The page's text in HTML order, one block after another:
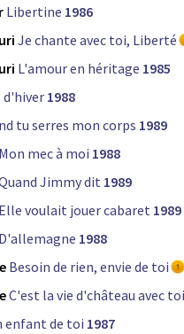
Libertine 1986
Je chante avec toi, Liberté
L'amour en héritage 1985
d'hiver 1988
tu serres mon corps 1989
Mon mec à moi 1988
Jimmy dit 1989
Elle voulait jouer cabaret 1989
D'allemagne 1988
Besoin de rien, envie de toi
C'est la vie d'château avec toi
enfant de toi 1987